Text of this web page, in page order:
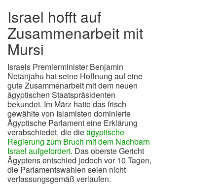
Israel hofft auf
Zusammenarbeit mit
Mursi
Israels Premierminister Benjamin
Netanjahu hat seine Hoffnung auf eine
gute Zusammenarbeit mit dem neuen
ägyptischen Staatspräsidenten
bekundet. Im März hatte das frisch
gewählte von Islamisten dominierte
Ägyptische Parlament eine Erklärung
verabschiedet, die dieägyptische
Regierung zum Bruch mit dem Nachbarn
Israel aufgefordert. Das oberste Gericht
Ägyptens entschied jedoch vor 10 Tagen,
die Parlamentswahlen seien nicht
verfassungsgemäß verlaufen.